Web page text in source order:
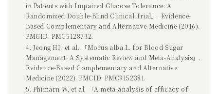
in Patients with Impaired Glucose Tolerance: A
Randomized Double-Blind Clinical Trial」. Evidence-
Based Complementary and Alternative Medicine (2016).
PMCID: PMC5128732.
Jeong HI, et al. 「Morus alba L. for Blood Sugar
Management: A Systematic Review and Meta-Analysis」.
Evidence-Based Complementary and Alternative
Medicine (2022). PMCID: PMC9152381.
Phimarn W, et al. 「A meta-analysis of efficacy of